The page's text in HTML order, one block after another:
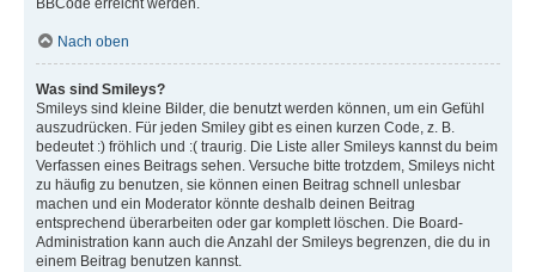
BBCode erreicht werden.
Nach oben
Was sind Smileys?
Smileys sind kleine Bilder, die benutzt werden können, um ein Gefühl
auszudrücken. Für jeden Smiley gibt es einen kurzen Code, z. B.
bedeutet :) fröhlich und :( traurig. Die Liste aller Smileys kannst du beim
Verfassen eines Beitrags sehen. Versuche bitte trotzdem, Smileys nicht
zu häufig zu benutzen, sie können einen Beitrag schnell unlesbar
machen und ein Moderator könnte deshalb deinen Beitrag
entsprechend überarbeiten oder gar komplett löschen. Die Board-
Administration kann auch die Anzahl der Smileys begrenzen, die du in
einem Beitrag benutzen kannst.